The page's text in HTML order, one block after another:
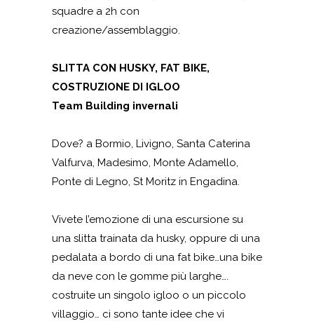
squadre a 2h con
creazione/assemblaggio.
SLITTA CON HUSKY, FAT BIKE,
COSTRUZIONE DI IGLOO
Team Building invernali
Dove? a Bormio, Livigno, Santa Caterina
Valfurva, Madesimo, Monte Adamello,
Ponte di Legno, St Moritz in Engadina.
Vivete l’emozione di una escursione su
una slitta trainata da husky, oppure di una
pedalata a bordo di una fat bike…una bike
da neve con le gomme più larghe….
costruite un singolo igloo o un piccolo
villaggio… ci sono tante idee che vi